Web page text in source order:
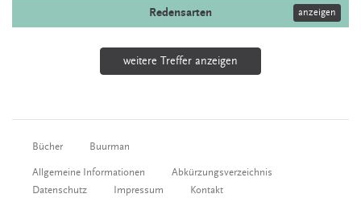
Redensarten anzeigen
weitere Treffer anzeigen
Bücher Buurman
Allgemeine Informationen
Abkürzungsverzeichnis
Datenschutz
Impressum Kontakt